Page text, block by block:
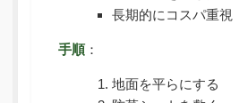
長期的にコスパ重視
手順 ：
地面を平らにする